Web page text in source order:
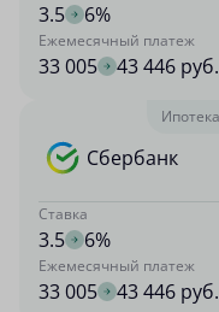
3.5 6%
Ежемесячный платеж
33 005 43 446 руб.
Сбербанк
Ставка
3.5 6%
Ежемесячный платеж
33 005 43 446 руб.